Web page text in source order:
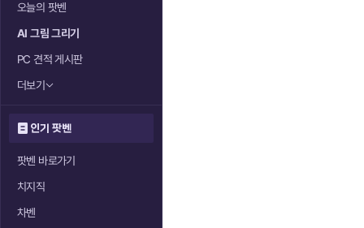
오늘의 팟벤
AI 그림 그리기
PC 견적 게시판
더보기
인기 팟벤
팟벤 바로가기
치지직
차벤